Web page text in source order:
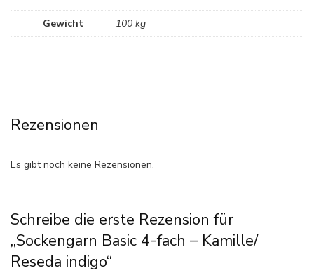
Gewicht 100 kg
Rezensionen
Es gibt noch keine Rezensionen.
Schreibe die erste Rezension für
„Sockengarn Basic 4-fach – Kamille/
Reseda indigo“